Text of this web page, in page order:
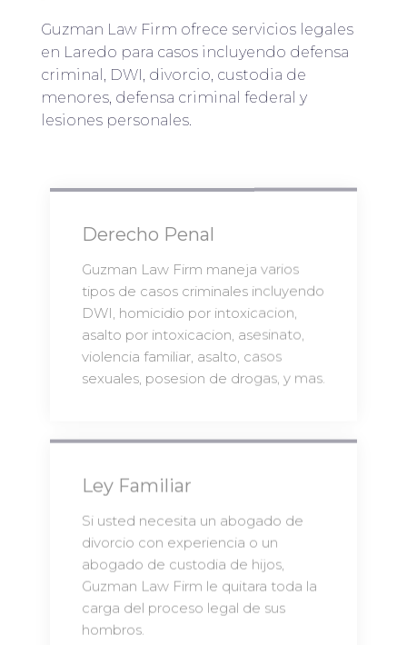
Guzman Law Firm ofrece servicios legales
en Laredo para casos incluyendo defensa
criminal, DWI, divorcio, custodia de
menores, defensa criminal federal y
lesiones personales.
Derecho Penal
Guzman Law Firm maneja varios
tipos de casos criminales incluyendo
DWI, homicidio por intoxicacion,
asalto por intoxicacion, asesinato,
violencia familiar, asalto, casos
sexuales, posesion de drogas, y mas.
Ley Familiar
Si usted necesita un abogado de
divorcio con experiencia o un
abogado de custodia de hijos,
Guzman Law Firm le quitara toda la
carga del proceso legal de sus
hombros.